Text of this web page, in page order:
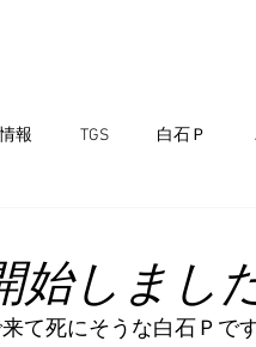
報 TGS 白石Ｐ
始しまし
て死にそうな白石Ｐで